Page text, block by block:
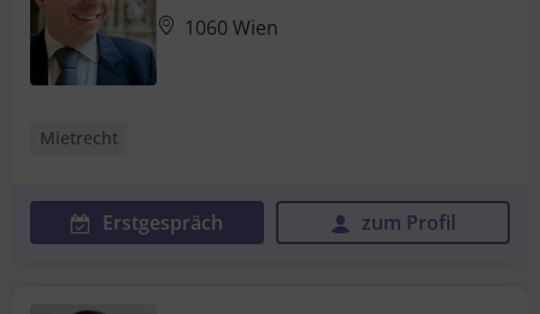
1060 Wien
Mietrecht
Erstgespräch zum Profil